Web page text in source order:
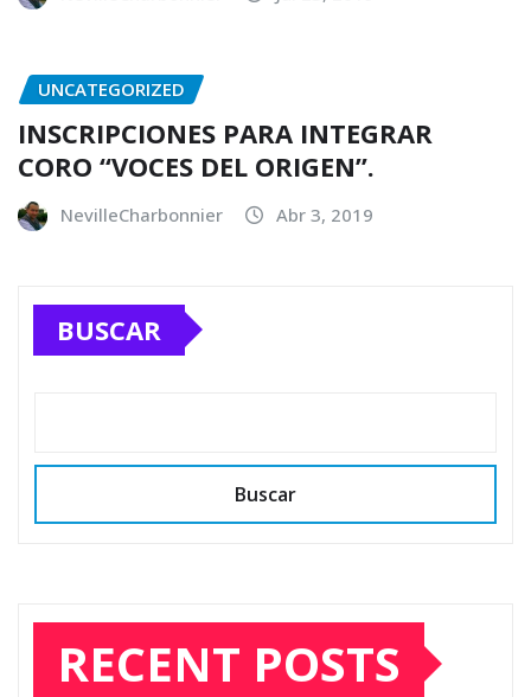
UNCATEGORIZED
INSCRIPCIONES PARA INTEGRAR
CORO “VOCES DEL ORIGEN”.
NevilleCharbonnier Abr 3, 2019
BUSCAR
Buscar
RECENT POSTS